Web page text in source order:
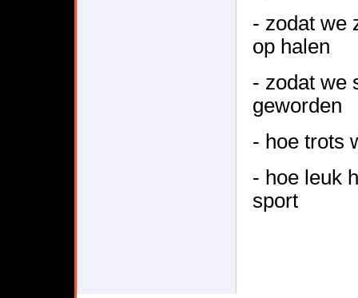
- zodat we
op halen
- zodat we
geworden
- hoe trots
- hoe leuk
sport